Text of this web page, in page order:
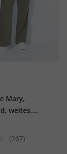
Mary,
weites,
(267)